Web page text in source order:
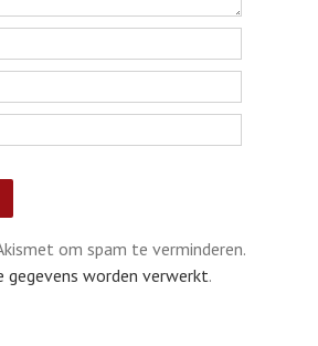
om spam te verminderen.
gegevens worden verwerkt.